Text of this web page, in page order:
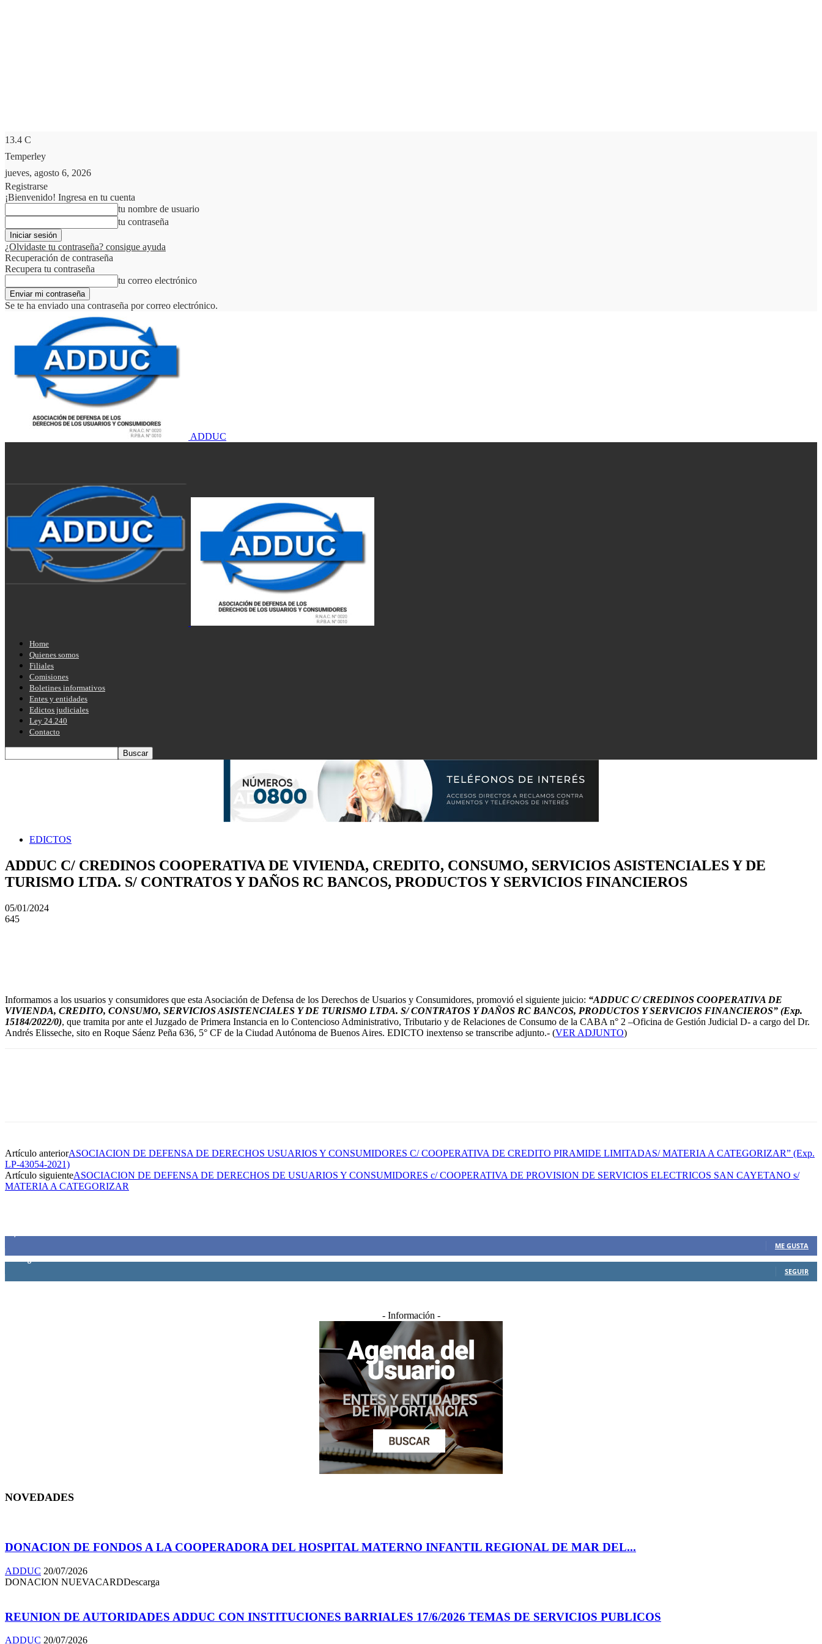
13.4 C
Temperley
jueves, agosto 6, 2026
Registrarse
¡Bienvenido! Ingresa en tu cuenta
tu nombre de usuario
tu contraseña
¿Olvidaste tu contraseña? consigue ayuda
Recuperación de contraseña
Recupera tu contraseña
tu correo electrónico
Se te ha enviado una contraseña por correo electrónico.
ADDUC
Home
Quienes somos
Filiales
Comisiones
Boletines informativos
Entes y entidades
Edictos judiciales
Ley 24.240
Contacto
EDICTOS
ADDUC C/ CREDINOS COOPERATIVA DE VIVIENDA, CREDITO, CONSUMO, SERVICIOS ASISTENCIALES Y DE
TURISMO LTDA. S/ CONTRATOS Y DAÑOS RC BANCOS, PRODUCTOS Y SERVICIOS FINANCIEROS
05/01/2024
645
Informamos a los usuarios y consumidores que esta Asociación de Defensa de los Derechos de Usuarios y Consumidores, promovió el siguiente juicio: “ADDUC C/ CREDINOS COOPERATIVA DE
VIVIENDA, CREDITO, CONSUMO, SERVICIOS ASISTENCIALES Y DE TURISMO LTDA. S/ CONTRATOS Y DAÑOS RC BANCOS, PRODUCTOS Y SERVICIOS FINANCIEROS” (Exp.
15184/2022/0), que tramita por ante el Juzgado de Primera Instancia en lo Contencioso Administrativo, Tributario y de Relaciones de Consumo de la CABA n° 2 –Oficina de Gestión Judicial D- a cargo del Dr.
Andrés Elisseche, sito en Roque Sáenz Peña 636, 5° CF de la Ciudad Autónoma de Buenos Aires. EDICTO inextenso se transcribe adjunto.- (VER ADJUNTO)
Artículo anteriorASOCIACION DE DEFENSA DE DERECHOS USUARIOS Y CONSUMIDORES C/ COOPERATIVA DE CREDITO PIRAMIDE LIMITADAS/ MATERIA A CATEGORIZAR” (Exp.
LP-43054-2021)
Artículo siguienteASOCIACION DE DEFENSA DE DERECHOS DE USUARIOS Y CONSUMIDORES c/ COOPERATIVA DE PROVISION DE SERVICIOS ELECTRICOS SAN CAYETANO s/
MATERIA A CATEGORIZAR
ME GUSTA
0 Seguidores
SEGUIR
- Información -
NOVEDADES
DONACION DE FONDOS A LA COOPERADORA DEL HOSPITAL MATERNO INFANTIL REGIONAL DE MAR DEL...
ADDUC 20/07/2026
DONACION NUEVACARDDescarga
REUNION DE AUTORIDADES ADDUC CON INSTITUCIONES BARRIALES 17/6/2026 TEMAS DE SERVICIOS PUBLICOS
ADDUC 20/07/2026